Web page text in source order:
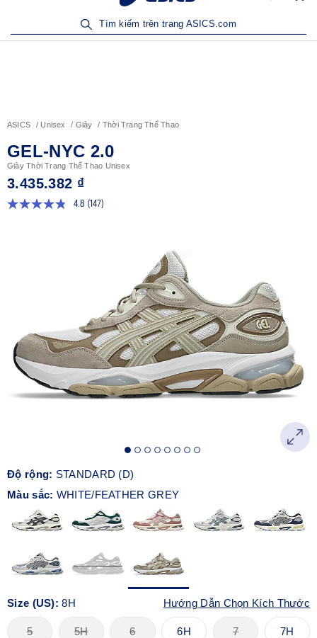
Tìm kiếm trên trang ASICS.com
ASICS Unisex Giày Thời Trang Thể Thao
GEL-NYC 2.0
Giày Thời Trang Thể Thao Unisex
3.435.382 ₫
4.8 Đọc
(147)
Độ rộng: STANDARD (D)
Màu sắc: WHITE/FEATHER GREY
Size (US):8H Hướng Dẫn Chọn Kích Thước
5 5H 6 6H 7 7H